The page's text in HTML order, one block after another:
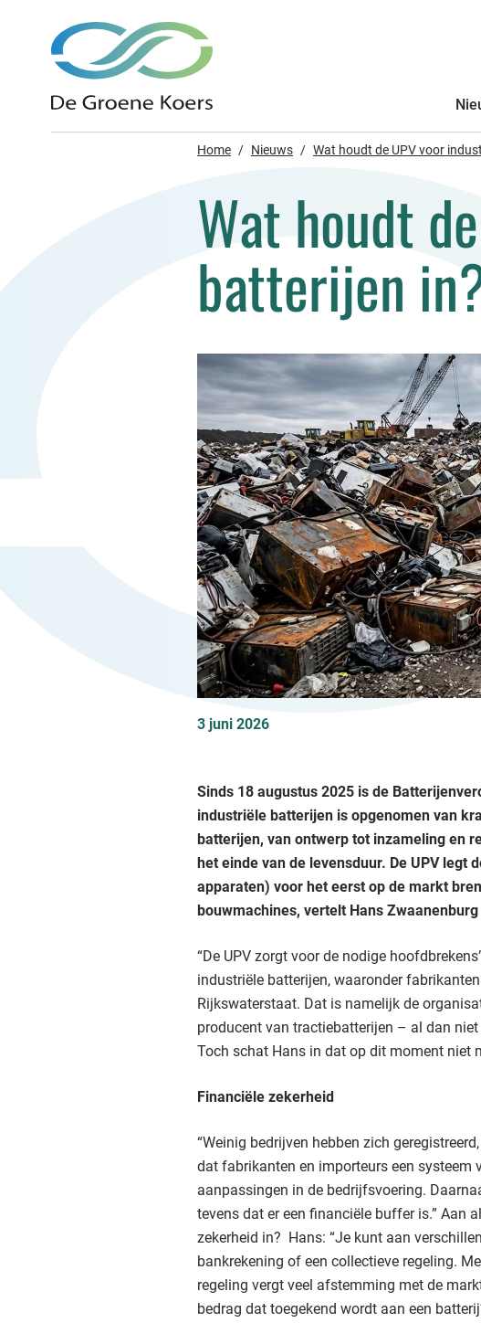
Home / Nieuws / Wat houdt de UPV voor
Wat houdt
batterijen
3 juni 2026
Sinds 18 augustus 2025 is de
industriële batterijen is opgenomen van
batterijen, van ontwerp tot inzameling en
het einde van de levensduur. De UPV
apparaten) voor het eerst op de markt
bouwmachines, vertelt Hans Zwaanenburg
“De UPV zorgt voor de nodige
industriële batterijen, waaronder
Rijkswaterstaat. Dat is namelijk de
producent van tractiebatterijen – al dan
Toch schat Hans in dat op dit moment niet
Financiële zekerheid
“Weinig bedrijven hebben zich
dat fabrikanten en importeurs een systeem
aanpassingen in de bedrijfsvoering.
tevens dat er een financiële buffer is.” Aan
zekerheid in? Hans: “Je kunt aan
bankrekening of een collectieve regeling.
regeling vergt veel afstemming met de
bedrag dat toegekend wordt aan een